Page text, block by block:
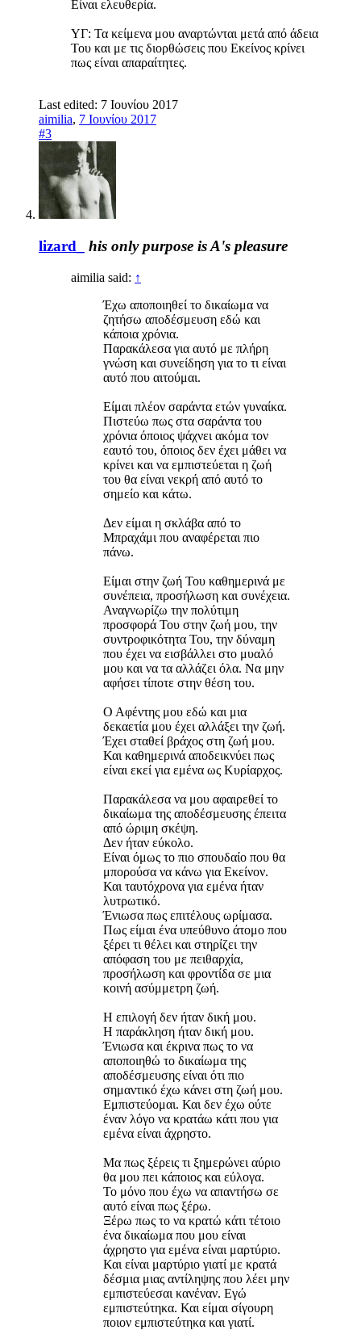
Είναι ελευθερία.
ΥΓ: Τα κείμενα μου αναρτώνται μετά από άδεια
Του και με τις διορθώσεις που Εκείνος κρίνει
πως είναι απαραίτητες.
Last edited: 7 Ιουνίου 2017
aimilia, 7 Ιουνίου 2017
#3
lizard_ his only purpose is A's pleasure
aimilia said: ↑
Έχω αποποιηθεί το δικαίωμα να
ζητήσω αποδέσμευση εδώ και
κάποια χρόνια.
Παρακάλεσα για αυτό με πλήρη
γνώση και συνείδηση για το τι είναι
αυτό που αιτούμαι.
Είμαι πλέον σαράντα ετών γυναίκα.
Πιστεύω πως στα σαράντα του
χρόνια όποιος ψάχνει ακόμα τον
εαυτό του, όποιος δεν έχει μάθει να
κρίνει και να εμπιστεύεται η ζωή
του θα είναι νεκρή από αυτό το
σημείο και κάτω.
Δεν είμαι η σκλάβα από το
Μπραχάμι που αναφέρεται πιο
πάνω.
Είμαι στην ζωή Του καθημερινά με
συνέπεια, προσήλωση και συνέχεια.
Αναγνωρίζω την πολύτιμη
προσφορά Του στην ζωή μου, την
συντροφικότητα Του, την δύναμη
που έχει να εισβάλλει στο μυαλό
μου και να τα αλλάζει όλα. Να μην
αφήσει τίποτε στην θέση του.
Ο Αφέντης μου εδώ και μια
δεκαετία μου έχει αλλάξει την ζωή.
Έχει σταθεί βράχος στη ζωή μου.
Και καθημερινά αποδεικνύει πως
είναι εκεί για εμένα ως Κυρίαρχος.
Παρακάλεσα να μου αφαιρεθεί το
δικαίωμα της αποδέσμευσης έπειτα
από ώριμη σκέψη.
Δεν ήταν εύκολο.
Είναι όμως το πιο σπουδαίο που θα
μπορούσα να κάνω για Εκείνον.
Και ταυτόχρονα για εμένα ήταν
λυτρωτικό.
Ένιωσα πως επιτέλους ωρίμασα.
Πως είμαι ένα υπεύθυνο άτομο που
ξέρει τι θέλει και στηρίζει την
απόφαση του με πειθαρχία,
προσήλωση και φροντίδα σε μια
κοινή ασύμμετρη ζωή.
Η επιλογή δεν ήταν δική μου.
Η παράκληση ήταν δική μου.
Ένιωσα και έκρινα πως το να
αποποιηθώ το δικαίωμα της
αποδέσμευσης είναι ότι πιο
σημαντικό έχω κάνει στη ζωή μου.
Εμπιστεύομαι. Και δεν έχω ούτε
έναν λόγο να κρατάω κάτι που για
εμένα είναι άχρηστο.
Μα πως ξέρεις τι ξημερώνει αύριο
θα μου πει κάποιος και εύλογα.
Το μόνο που έχω να απαντήσω σε
αυτό είναι πως ξέρω.
Ξέρω πως το να κρατώ κάτι τέτοιο
ένα δικαίωμα που μου είναι
άχρηστο για εμένα είναι μαρτύριο.
Και είναι μαρτύριο γιατί με κρατά
δέσμια μιας αντίληψης που λέει μην
εμπιστεύεσαι κανέναν. Εγώ
εμπιστεύτηκα. Και είμαι σίγουρη
ποιον εμπιστεύτηκα και γιατί.